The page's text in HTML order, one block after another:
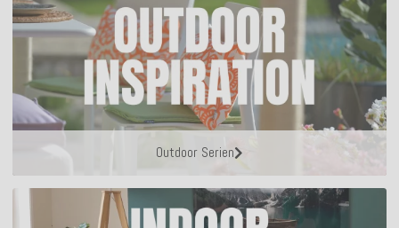
Outdoor Serien